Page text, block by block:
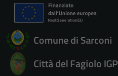
Comune di Sarconi
Città del Fagiolo IGP